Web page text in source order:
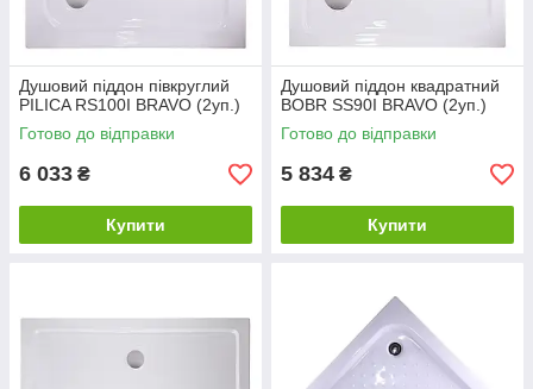
Душовий піддон півкруглий
PILICA RS100I BRAVO (2уп.)
Готово до відправки
6 033 ₴
Купити
Душовий піддон квадратний
BOBR SS90I BRAVO (2уп.)
Готово до відправки
5 834 ₴
Купити